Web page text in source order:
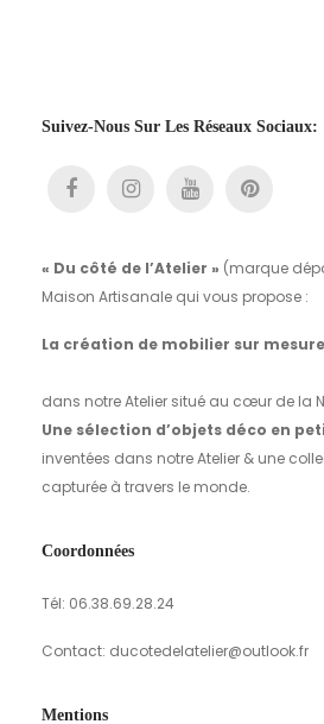
Suivez-Nous Sur Les Réseaux Sociaux:
« Du côté de l’Atelier » (marque
Maison Artisanale qui vous propose :
La création de mobilier sur
dans notre Atelier situé au cœur de la
Une sélection d’objets déco en
inventées dans notre Atelier & une
capturée à travers le monde.
Coordonnées
Tél: 06.38.69.28.24
Contact: ducotedelatelier@outlook.fr
Mentions